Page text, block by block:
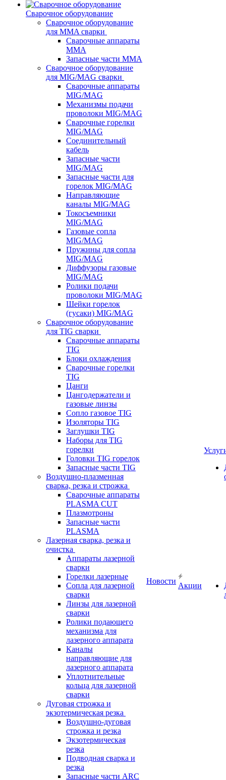
Сварочное оборудование
Сварочное оборудование
для MMA сварки
Сварочные аппараты
MMA
Запасные части MMA
Сварочное оборудование
для MIG/MAG сварки
Сварочные аппараты
MIG/MAG
Механизмы подачи
проволоки MIG/MAG
Сварочные горелки
MIG/MAG
Соединительный
кабель
Запасные части
MIG/MAG
Запасные части для
горелок MIG/MAG
Направляющие
каналы MIG/MAG
Токосъемники
MIG/MAG
Газовые сопла
MIG/MAG
Пружины для сопла
MIG/MAG
Диффузоры газовые
MIG/MAG
Ролики подачи
проволоки MIG/MAG
Шейки горелок
(гусаки) MIG/MAG
Сварочное оборудование
для TIG сварки
Сварочные аппараты
TIG
Блоки охлаждения
Сварочные горелки
TIG
Цанги
Цангодержатели и
газовые линзы
Сопло газовое TIG
Изоляторы TIG
Заглушки TIG
Наборы для TIG
горелки
Головки TIG горелок
Запасные части TIG
Воздушно-плазменная
сварка, резка и строжка
Сварочные аппараты
PLASMA CUT
Плазмотроны
Запасные части
PLASMA
Лазерная сварка, резка и
очистка
Аппараты лазерной
сварки
Горелки лазерные
Сопла для лазерной
сварки
Линзы для лазерной
сварки
Ролики подающего
механизма для
лазерного аппарата
Каналы
направляющие для
лазерного аппарата
Уплотнительные
кольца для лазерной
сварки
Дуговая строжка и
экзотермическая резка
Воздушно-дуговая
строжка и резка
Экзотермическая
резка
Подводная сварка и
резка
Запасные части ARC
Новости
Акции